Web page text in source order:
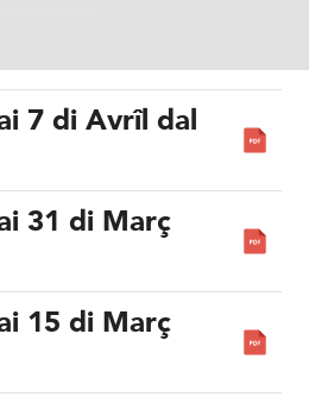
7 di Avrîl dal
31 di Març
15 di Març